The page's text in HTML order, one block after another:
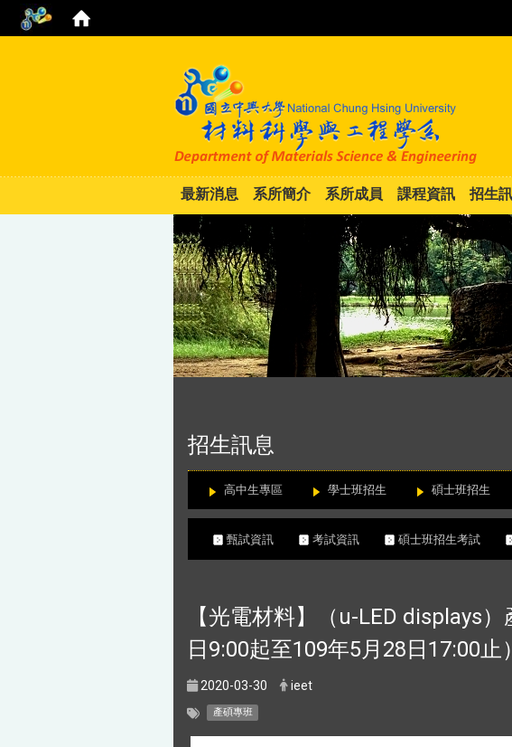
最新消息 系所簡介 系所成員 課程資訊 招生
招生訊息
高中生專區 學士班招生 碩士班招生
甄試資訊 考試資訊 碩士班招生考試
【光電材料】（u-LED displays
日9:00起至109年5月28日17:00止）
2020-03-30 ieet
產碩專班